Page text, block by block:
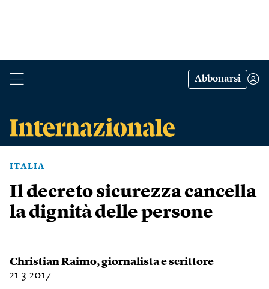
Abbonarsi
ITALIA
Il decreto sicurezza cancella
la dignità delle persone
Christian Raimo, giornalista e scrittore
21.3.2017